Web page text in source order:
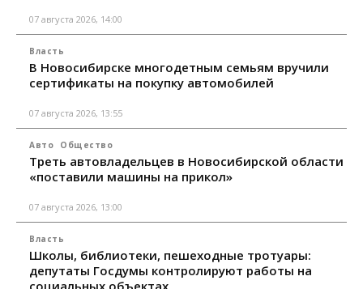
07 августа 2026, 14:00
Власть
В Новосибирске многодетным семьям вручили
сертификаты на покупку автомобилей
07 августа 2026, 13:55
Авто Общество
Треть автовладельцев в Новосибирской области
«поставили машины на прикол»
07 августа 2026, 13:00
Власть
Школы, библиотеки, пешеходные тротуары:
депутаты Госдумы контролируют работы на
социальных объектах